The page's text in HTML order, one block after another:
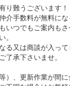
り難うございます！
介手数料が無料に
いつでもご案内も
。
る又は商談が入っ
了承下さいませ。
）、更新作業が間